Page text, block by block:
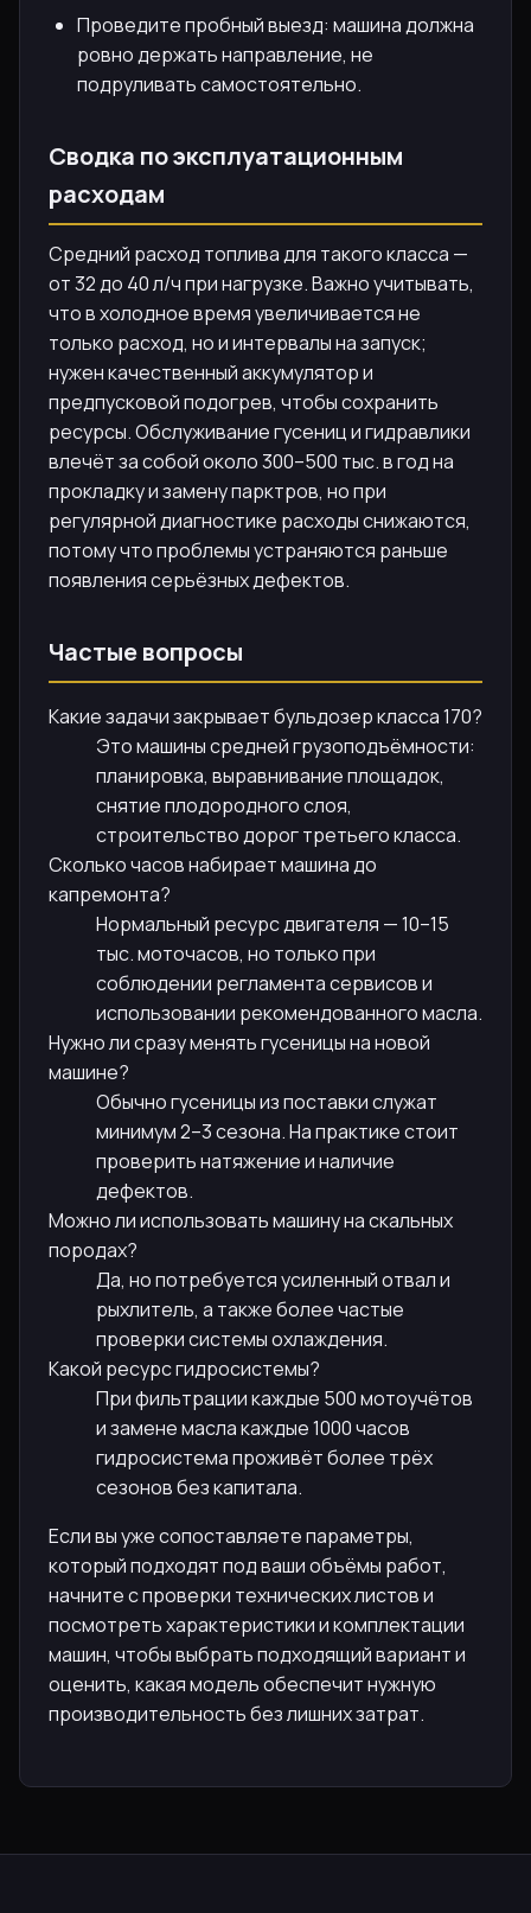
Проведите пробный выезд: машина должна
ровно держать направление, не
подруливать самостоятельно.
Сводка по эксплуатационным
расходам
Средний расход топлива для такого класса —
от 32 до 40 л/ч при нагрузке. Важно учитывать,
что в холодное время увеличивается не
только расход, но и интервалы на запуск;
нужен качественный аккумулятор и
предпусковой подогрев, чтобы сохранить
ресурсы. Обслуживание гусениц и гидравлики
влечёт за собой около 300–500 тыс. в год на
прокладку и замену парктров, но при
регулярной диагностике расходы снижаются,
потому что проблемы устраняются раньше
появления серьёзных дефектов.
Частые вопросы
Какие задачи закрывает бульдозер класса 170?
Это машины средней грузоподъёмности:
планировка, выравнивание площадок,
снятие плодородного слоя,
строительство дорог третьего класса.
Сколько часов набирает машина до
капремонта?
Нормальный ресурс двигателя — 10–15
тыс. моточасов, но только при
соблюдении регламента сервисов и
использовании рекомендованного масла.
Нужно ли сразу менять гусеницы на новой
машине?
Обычно гусеницы из поставки служат
минимум 2–3 сезона. На практике стоит
проверить натяжение и наличие
дефектов.
Можно ли использовать машину на скальных
породах?
Да, но потребуется усиленный отвал и
рыхлитель, а также более частые
проверки системы охлаждения.
Какой ресурс гидросистемы?
При фильтрации каждые 500 мотоучётов
и замене масла каждые 1000 часов
гидросистема проживёт более трёх
сезонов без капитала.
Если вы уже сопоставляете параметры,
который подходят под ваши объёмы работ,
начните с проверки технических листов и
посмотреть характеристики и комплектации
машин, чтобы выбрать подходящий вариант и
оценить, какая модель обеспечит нужную
производительность без лишних затрат.